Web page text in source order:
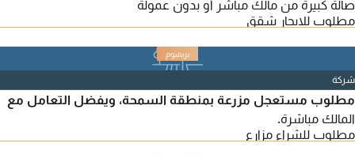
صالة كبيرة من مالك مباشر أو بدون عمولة
مطلوب للايجار شقق
شركة
مطلوب مستعجل مزرعة بمنطقة السمحة، ويفضل التعامل مع
المالك مباشرة.
مطلوب للشراء مزارع